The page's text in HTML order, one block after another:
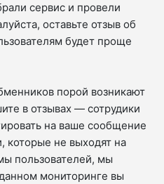
сервис и провели
оставьте отзыв об
будет проще
порой возникают
в отзывах — сотрудики
на ваше сообщение
которые не выходят на
пользователей, мы
мониторинге вы